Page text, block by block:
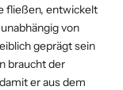
fließen, entwickelt
von
geprägt sein
braucht der
er aus dem